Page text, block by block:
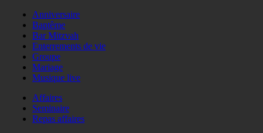
Anniversaire
Baptême
Bar Mitzvah
Enterrements de vie
Groupe
Mariage
Musique live
Affaires
Seminaire
Repas affaires